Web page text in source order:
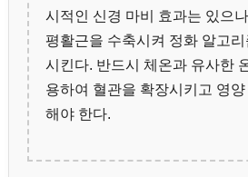
시적인 신경 마비 효과는 있으
평활근을 수축시켜 정화 알고
시킨다. 반드시 체온과 유사한
용하여 혈관을 확장시키고 영양
해야 한다.